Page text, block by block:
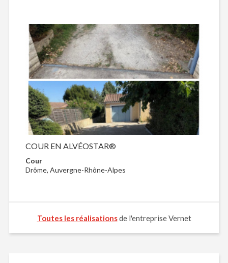
COUR EN ALVÉOSTAR®
Cour
Drôme, Auvergne-Rhône-Alpes
Toutes les réalisationsde l'entreprise Vernet